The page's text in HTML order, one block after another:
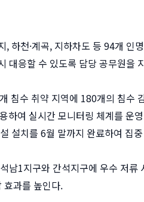
하천·계곡, 지하차도 등 94개 인
대응할 수 있도록 담당 공무원을
침수 취약 지역에 180개의 침수
여 실시간 모니터링 체계를 운
설치를 6월 말까지 완료하여 집
남1지구와 간석지구에 우수 저류
효과를 높인다.